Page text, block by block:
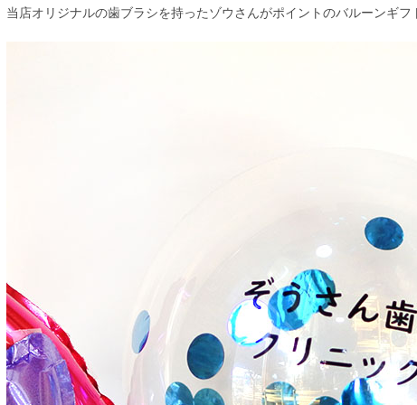
当店オリジナルの歯ブラシを持ったゾウさんがポイントのバルーンギフ